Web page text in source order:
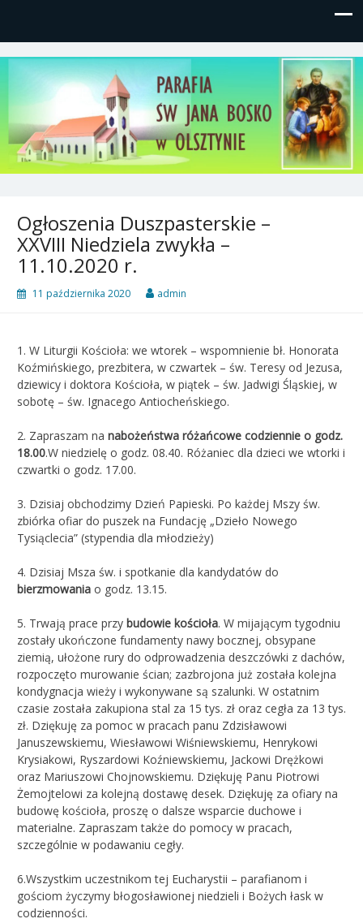
Parafia św, Jana Bosko w
Olsztynie
Gutkowo, ul. Żółkiewskiego 1
Ogłoszenia Duszpasterskie –
XXVIII Niedziela zwykła –
11.10.2020 r.
11 października 2020 admin
1. W Liturgii Kościoła: we wtorek – wspomnienie bł. Honorata
Koźmińskiego, prezbitera, w czwartek – św. Teresy od Jezusa,
dziewicy i doktora Kościoła, w piątek – św. Jadwigi Śląskiej, w
sobotę – św. Ignacego Antiocheńskiego.
2. Zapraszam na nabożeństwa różańcowe codziennie o godz.
18.00.W niedzielę o godz. 08.40. Różaniec dla dzieci we wtorki i
czwartki o godz. 17.00.
3. Dzisiaj obchodzimy Dzień Papieski. Po każdej Mszy św.
zbiórka ofiar do puszek na Fundację „Dzieło Nowego
Tysiąclecia” (stypendia dla młodzieży)
4. Dzisiaj Msza św. i spotkanie dla kandydatów do
bierzmowania o godz. 13.15.
5. Trwają prace przy budowie kościoła. W mijającym tygodniu
zostały ukończone fundamenty nawy bocznej, obsypane
ziemią, ułożone rury do odprowadzenia deszczówki z dachów,
rozpoczęto murowanie ścian; zazbrojona już została kolejna
kondygnacja wieży i wykonywane są szalunki. W ostatnim
czasie została zakupiona stal za 15 tys. zł oraz cegła za 13 tys.
zł. Dziękuję za pomoc w pracach panu Zdzisławowi
Januszewskiemu, Wiesławowi Wiśniewskiemu, Henrykowi
Krysiakowi, Ryszardowi Koźniewskiemu, Jackowi Drężkowi
oraz Mariuszowi Chojnowskiemu. Dziękuję Panu Piotrowi
Żemojtelowi za kolejną dostawę desek. Dziękuję za ofiary na
budowę kościoła, proszę o dalsze wsparcie duchowe i
materialne. Zapraszam także do pomocy w pracach,
szczególnie w podawaniu cegły.
6.Wszystkim uczestnikom tej Eucharystii – parafianom i
gościom życzymy błogosławionej niedzieli i Bożych łask w
codzienności.